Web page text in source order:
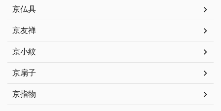
京仏具
京友禅
京小紋
京扇子
京指物